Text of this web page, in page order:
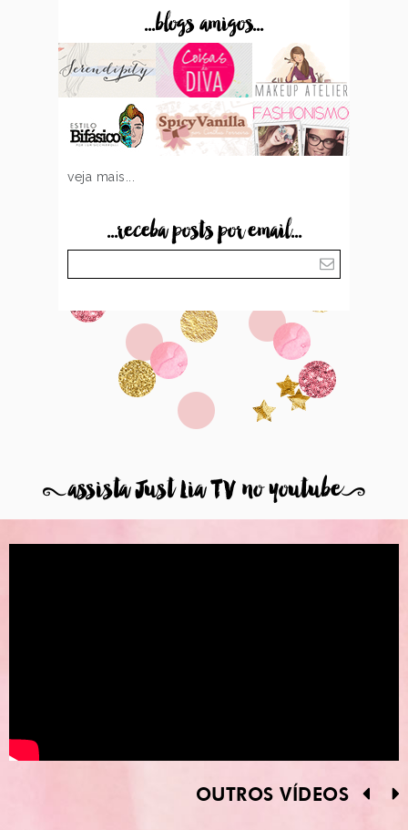
...blogs amigos...
veja mais...
...receba posts por email...
8assista Just Lia TV no youtube9
OUTROS VÍDEOS